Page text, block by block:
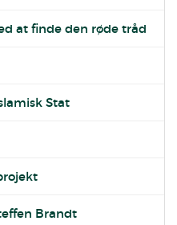
at finde den røde tråd
Stat
Brandt